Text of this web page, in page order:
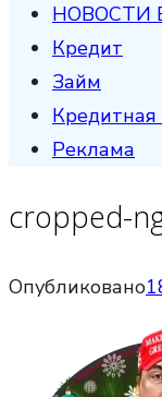
НОВОСТИ
Кредит
Займ
Кредитная
Реклама
cropped-
Опубликовано